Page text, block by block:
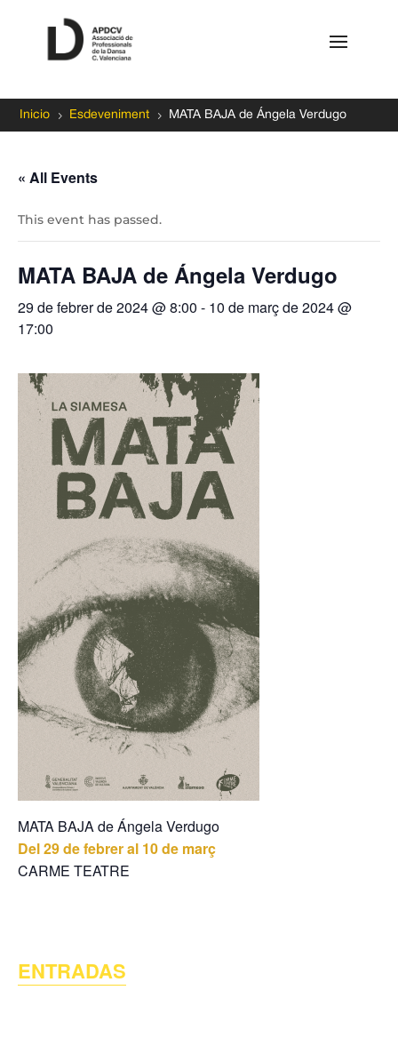
Inicio 5 Esdeveniment 5 MATA BAJA de Ángela Verdugo
« All Events
This event has passed.
MATA BAJA de Ángela Verdugo
29 de febrer de 2024 @ 8:00 - 10 de març de 2024 @
17:00
MATA BAJA de Ángela Verdugo
Del 29 de febrer al 10 de març
CARME TEATRE
ENTRADAS